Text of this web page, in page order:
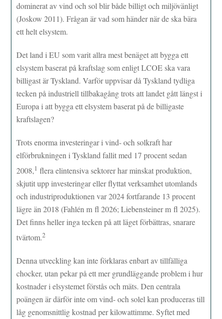
dominerat av vind och sol blir både billigt och miljövänligt
(Joskow 2011). Frågan är vad som händer när de ska bära
ett helt elsystem.
Det land i EU som varit allra mest benäget att bygga ett
elsystem baserat på kraftslag som enligt LCOE ska vara
billigast är Tyskland. Varför uppvisar då Tyskland tydliga
tecken på industriell tillbakagång trots att landet gått längst i
Europa i att bygga ett elsystem baserat på de billigaste
kraftslagen?
Trots enorma investeringar i vind- och solkraft har
elförbrukningen i Tyskland fallit med 17 procent sedan
2008,1 flera elintensiva sektorer har minskat produktion,
skjutit upp investeringar eller flyttat verksamhet utomlands
och industriproduktionen var 2024 fortfarande 13 procent
lägre än 2018 (Fahlén m fl 2026; Liebensteiner m fl 2025).
Det finns heller inga tecken på att läget förbättras, snarare
tvärtom.2
Denna utveckling kan inte förklaras enbart av tillfälliga
chocker, utan pekar på ett mer grundläggande problem i hur
kostnader i elsystemet förstås och mäts. Den centrala
poängen är därför inte om vind- och solel kan produceras till
låg genomsnittlig kostnad per kilowattimme. Syftet med